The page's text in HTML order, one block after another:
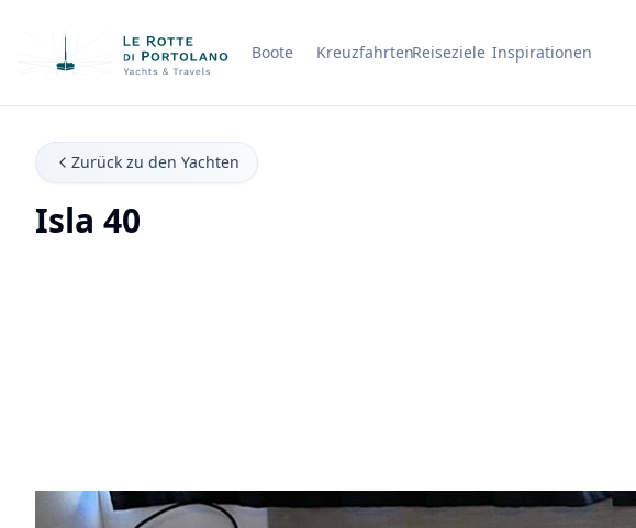
Firmenname Boote KreuzfahrtenReiseziele Inspirationen
Zurück zu den Yachten
Isla 40